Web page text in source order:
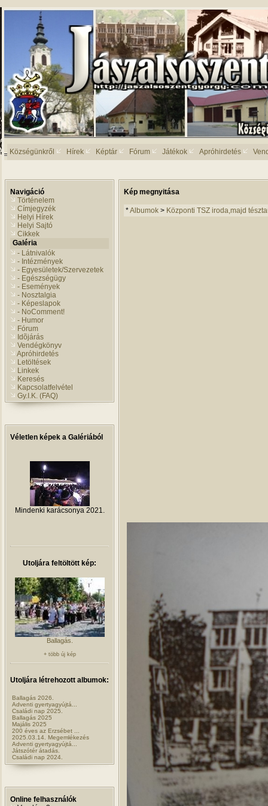
Községünkről Hírek Képtár Fórum Játékok Apróhirdetés
Navigáció
Történelem
Címjegyzék
Helyi Hírek
Helyi Sajtó
Cikkek
Galéria
- Látnivalók
- Intézmények
- Egyesületek/Szervezetek
- Egészségügy
- Események
- Nosztalgia
- Képeslapok
- NoComment!
- Humor
Fórum
Idõjárás
Vendégkönyv
Apróhirdetés
Letöltések
Linkek
Keresés
Kapcsolatfelvétel
Gy.I.K. (FAQ)
Véletlen képek a Galériából
Mindenki karácsonya 2021.
Utoljára feltöltött kép:
Ballagás.
+ több új kép
Utoljára létrehozott albumok:
Ballagás 2026.
Adventi gyertyagyújtá...
Családi nap 2025.
Ballagás 2025
Majális 2025
200 éves az Erzsébet ...
2025.03.14. Megemlékezés
Adventi gyertyagyújtá...
Játszótér átadás.
Családi nap 2024.
Online felhasználók
Kép megnyitása
*Albumok > Központi TSZ iroda,majd